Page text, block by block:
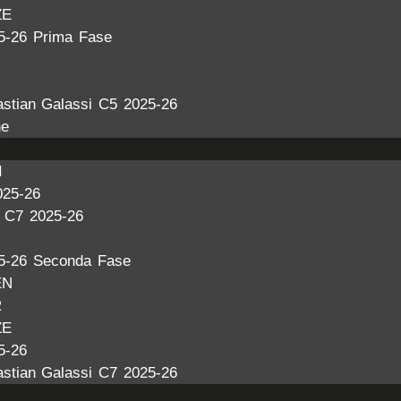
26 Prima Fase
Galassi C5 2025-26
26
2025-26
26 Seconda Fase
26
Galassi C7 2025-26